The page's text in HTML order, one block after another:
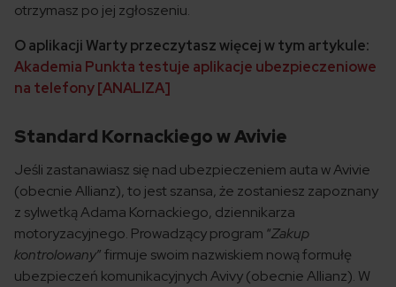
otrzymasz po jej zgłoszeniu.
O aplikacji Warty przeczytasz więcej w tym artykule:
Akademia Punkta testuje aplikacje ubezpieczeniowe
na telefony [ANALIZA]
Standard Kornackiego w Avivie
Jeśli zastanawiasz się nad ubezpieczeniem auta w Avivie
(obecnie Allianz), to jest szansa, że zostaniesz zapoznany
z sylwetką Adama Kornackiego, dziennikarza
motoryzacyjnego. Prowadzący program “Zakup
kontrolowany” firmuje swoim nazwiskiem nową formułę
ubezpieczeń komunikacyjnych Avivy (obecnie Allianz). W